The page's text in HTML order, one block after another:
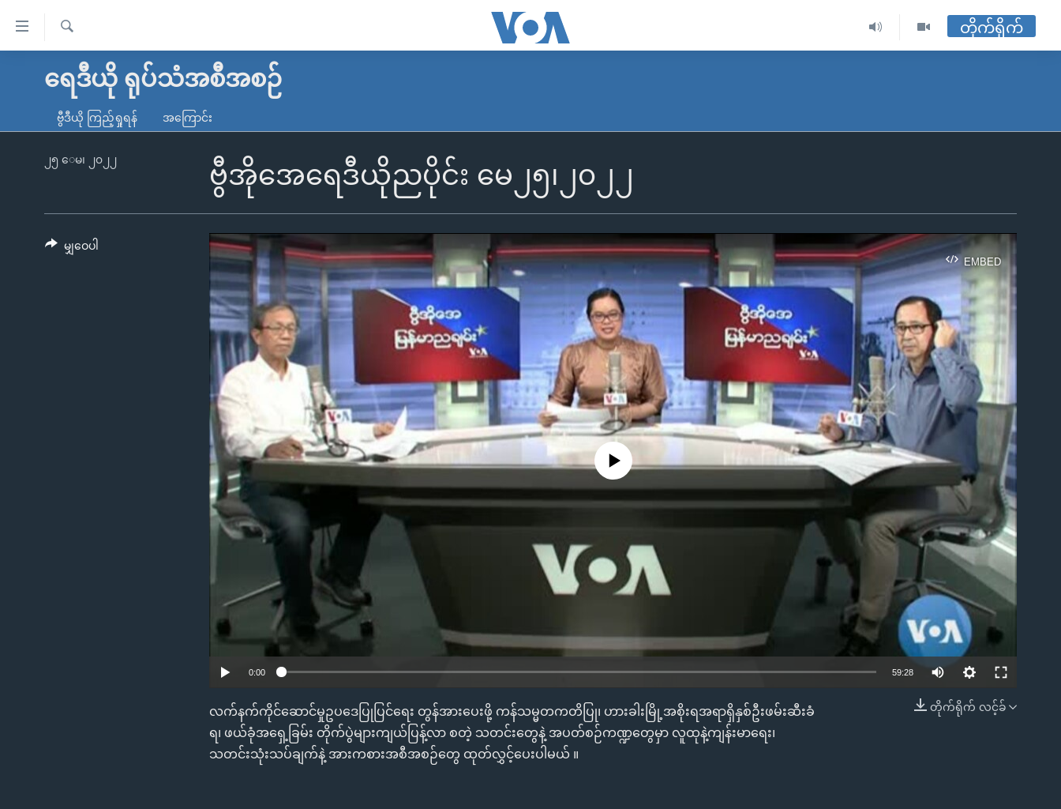
လွယ်ကူ
သည့်
မူလစာမျက်နှာ
ကမ္ဘာ့သတင်းများ
နိုင်ငံတကာ
တရုတ်
အစ္စရေး-ပါလက်စတိုင်း
ရပ်ဝန်းတခု လမ်းတခု အလွန်
အင်္ဂလိပ်စာလေ့လာမယ်
ရ
တိုက်ရိုက်
ရေဒီယို ရုပ်သံအစီအစဉ်
ဗွီဒီယို ကြည့်ရှုရန် အကြောင်း
ဗွီအိုအေရေဒီယိုညပိုင်း မေ၂၅၊၂၀၂၂
၂၅ ေမ၊ ၂၀၂၂
EMBED
EMBED
No media source currently available
0:00 59:28
တိုက်ရိုက် လင့်ခ်
လက်နက်ကိုင်ဆောင်မှုဥပဒေပြုပြင်ရေး တွန်အားပေးဖို့ ကန်သမ္မတကတိပြု၊ ဟားခါးမြို့အစိုးရအရာရှိနှစ်ဦးဖမ်းဆီးခံ
ရ၊ ဖယ်ခုံအရှေ့ခြမ်း တိုက်ပွဲများကျယ်ပြန့်လာ စတဲ့ သတင်းတွေနဲ့ အပတ်စဉ်ကဏ္ဍတွေမှာ လူထုနဲ့ကျန်းမာရေး၊
သတင်းသုံးသပ်ချက်နဲ့ အားကစားအစီအစဉ်တွေ ထုတ်လွှင့်ပေးပါမယ် ။
မျှဝေပါ